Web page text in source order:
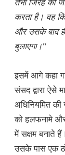
करता है। वह
और उसके बाद
बुलाएगा।''
इसमें आगे कहा
संसद द्वारा ऐसे
अधिनियमित की
को हलफनामे
में सक्षम बनाते
उसके पास एक